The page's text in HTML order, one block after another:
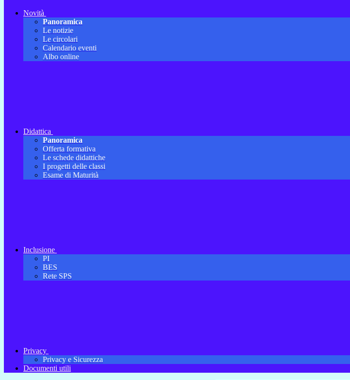
Novità
Panoramica
Le notizie
Le circolari
Calendario eventi
Albo online
Didattica
Panoramica
Offerta formativa
Le schede didattiche
I progetti delle classi
Esame di Maturità
Inclusione
PI
BES
Rete SPS
Privacy
Privacy e Sicurezza
Documenti utili